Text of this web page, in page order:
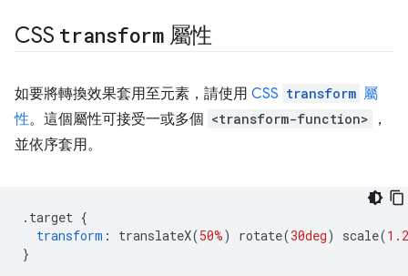
CSS transform屬性
如要將轉換效果套用至元素，請使用 CSS transform 屬
性。這個屬性可接受一或多個 <transform-function>
，
並依序套用。
. target {
transform : translateX(50%) rotate(30deg) scale(1.2
}